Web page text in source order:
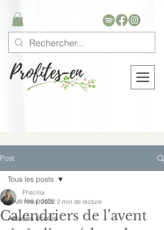
Post
Tous les posts
Astuces écolos
Tous les posts
Calendriers de l’avent
Priscilia
1 nov. 2022 2 min de lecture